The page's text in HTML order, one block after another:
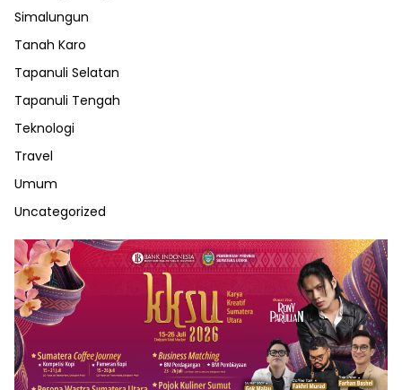
Simalungun
Tanah Karo
Tapanuli Selatan
Tapanuli Tengah
Teknologi
Travel
Umum
Uncategorized